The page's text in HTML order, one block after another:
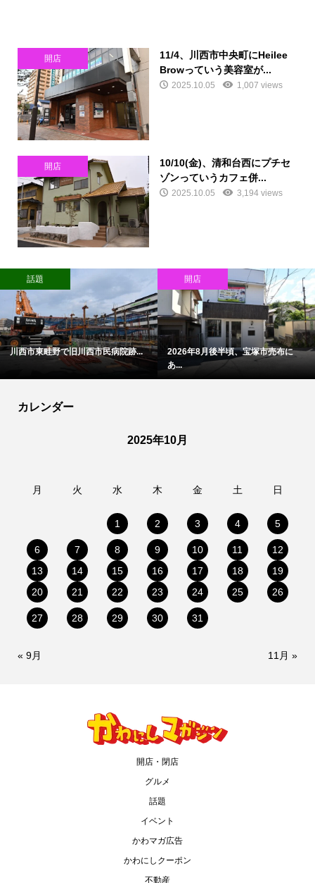
開店
11/4、川西市中央町にHeilee
Browっていう美容室が...
2025.10.05 1,007 views
開店
10/10(金)、清和台西にプチセ
ゾンっていうカフェ併...
2025.10.05 3,194 views
話題
川西市東畦野で旧川西市民病院跡...
開店
2026年8月後半頃、宝塚市売布に
あ...
カレンダー
2025年10月
月 火 水 木 金 土 日
1 2 3 4 5
6 7 8 9 10 11
12
13
14 15 16 17 18
19
20
21 22 23 24 25 26
27 28 29 30 31
« 9月 11月 »
開店・閉店
グルメ
話題
イベント
かわマガ広告
かわにしクーポン
不動産